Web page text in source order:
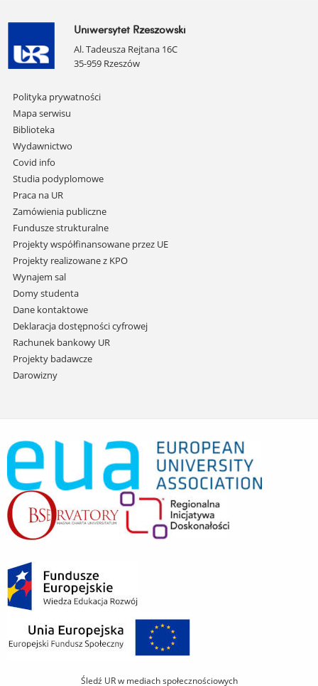
Uniwersytet Rzeszowski
Al. Tadeusza Rejtana 16C
35-959 Rzeszów
Pomiń
nawigację
i
przejdź
do
treści
Polityka prywatności
Mapa serwisu
Biblioteka
Wydawnictwo
Covid info
Studia podyplomowe
Praca na UR
Zamówienia publiczne
Fundusze strukturalne
Projekty współfinansowane przez UE
Projekty realizowane z KPO
Wynajem sal
Domy studenta
Dane kontaktowe
Deklaracja dostępności cyfrowej
Rachunek bankowy UR
Projekty badawcze
Darowizny
Śledź UR w mediach społecznościowych